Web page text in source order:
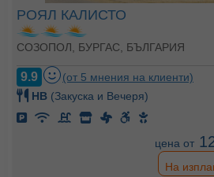
РОЯЛ КАЛИСТО
СОЗОПОЛ, БУРГАС, БЪЛГАРИЯ
9.9
(от 5 мнения на клиенти)
HB (Закуска и Вечеря)
цена от
На